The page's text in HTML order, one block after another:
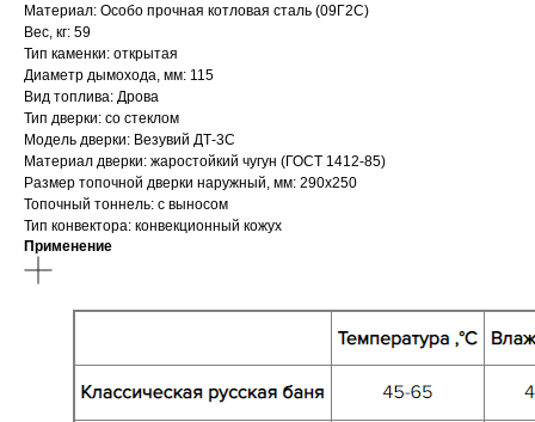
Материал: Особо прочная котловая сталь (09Г2С)
Вес, кг: 59
Тип каменки: открытая
Диаметр дымохода, мм: 115
Вид топлива: Дрова
Тип дверки: со стеклом
Модель дверки: Везувий ДТ-3С
Материал дверки: жаростойкий чугун (ГОСТ 1412-85)
Размер топочной дверки наружный, мм: 290х250
Топочный тоннель: с выносом
Тип конвектора: конвекционный кожух
Применение